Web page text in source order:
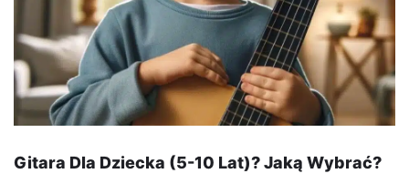
Gitara Dla Dziecka (5-10 Lat)? Jaką Wybrać?